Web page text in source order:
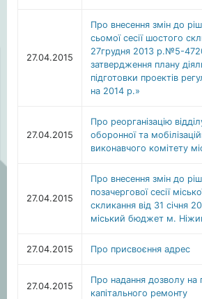
27.04.2015
Про внесення змін до
сьомої сесії шостого
27грудня 2013 р.№5-
затвердження плану
підготовки проектів
на 2014 р.»
27.04.2015
Про реорганізацію
оборонної та
виконавчого комітету
27.04.2015
Про внесення змін до
позачергової сесії
скликання від 31 січня
міський бюджет м.
27.04.2015 Про присвоєння адрес
27.04.2015
Про надання дозволу на
капітального ремонту